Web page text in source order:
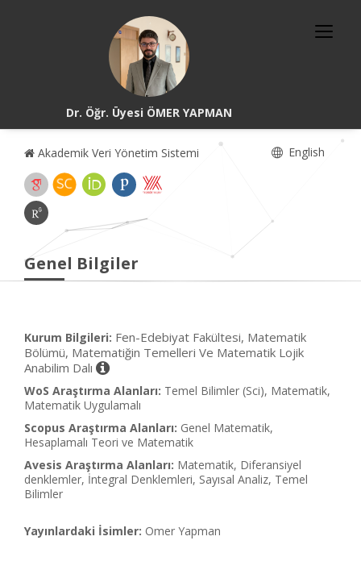
Dr. Öğr. Üyesi ÖMER YAPMAN
Akademik Veri Yönetim Sistemi English
Genel Bilgiler
Kurum Bilgileri: Fen-Edebiyat Fakültesi, Matematik
Bölümü, Matematiğin Temelleri Ve Matematik Lojik
Anabilim Dalı
WoS Araştırma Alanları: Temel Bilimler (Sci), Matematik,
Matematik Uygulamalı
Scopus Araştırma Alanları: Genel Matematik,
Hesaplamalı Teori ve Matematik
Avesis Araştırma Alanları: Matematik, Diferansiyel
denklemler, İntegral Denklemleri, Sayısal Analiz, Temel
Bilimler
Yayınlardaki İsimler: Omer Yapman